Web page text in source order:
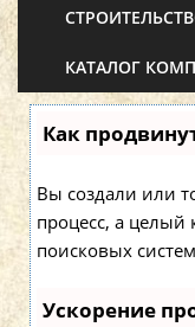
КАТАЛОГ
Как
Вы создали или
процесс, а
поисковых
Ускорение